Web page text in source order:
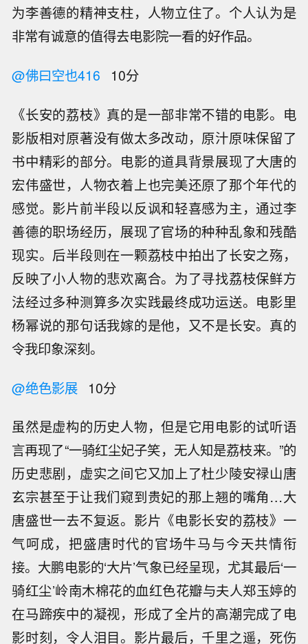
为李善德的精神支柱，人物立住了。个人认为是
非常有诚意的值得去电影院一看的好作品。
@佛曰空也416 10分
《长安的荔枝》真的是一部非常不错的电影。电
影版相对原著没有做太多改动，原汁原味保留了
书中精彩的部分。电影的道具背景展现了大唐的
宏伟盛世，人物衣着上也完美还原了那个年代的
感觉。影片前半段以反讽和轻喜感为主，通过李
善德的职场经历，展现了官场的种种乱象和残酷
现实。后半段则在一颗荔枝中拍出了长安之殇，
反映了小人物的悲欢离合。为了寻找荔枝保鲜方
法经过多种测算多次实践最终成功运送。电影里
杨幂说的那句话我嫁的是他，又不是长安。真的
令我印象深刻。
@绝色影展 10分
虽然是虚构的历史人物，但是它用电影的试听语
言再现了“一骑红尘妃子笑，无人知是荔枝来。”的
历史悲剧，虚实之间它又加上了杜少陵安禄山唐
玄宗甚至于让我们窥到贵妃的那上翘的嘴角…大
唐盛世一去不复返。影片《电影长安的荔枝》一
气呵成，把盛唐时代的官场牛马与今天共情衔
接。大鹏电影的‘大片’气象已经呈现，尤其最后‘一
骑红尘’岭南木棉花的血红色花瓣与夫人郑玉婷的
在马蹄疾中的凝视，形成了全片的高潮完成了电
影时刻，令人泪目。影片最后，千里之遥，死伤